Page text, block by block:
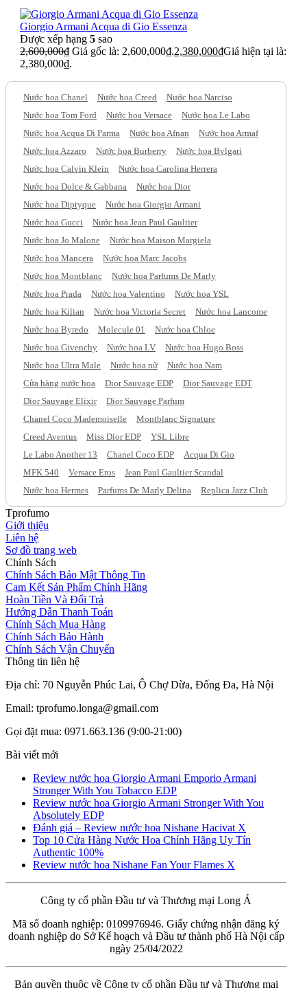
Giorgio Armani Acqua di Gio Essenza
Được xếp hạng 5 sao
2,600,000₫ Giá gốc là: 2,600,000₫.2,380,000₫Giá hiện tại là:
2,380,000₫.
Nước hoa Chanel Nước hoa Creed
Nước hoa Narciso
Nước hoa Tom Ford
Nước hoa Versace
Nước hoa Le Labo
Nước hoa Acqua Di Parma
Nước hoa Afnan
Nước hoa Armaf
Nước hoa Azzaro
Nước hoa Burberry
Nước hoa Bvlgari
Nước hoa Calvin Klein
Nước hoa Carolina Herrera
Nước hoa Dolce & Gabbana
Nước hoa Dior
Nước hoa Diptyque
Nước hoa Giorgio Armani
Nước hoa Gucci
Nước hoa Jean Paul Gaultier
Nước hoa Jo Malone
Nước hoa Maison Margiela
Nước hoa Mancera
Nước hoa Marc Jacobs
Nước hoa Montblanc
Nước hoa Parfums De Marly
Nước hoa Prada
Nước hoa Valentino
Nước hoa YSL
Nước hoa Kilian
Nước hoa Victoria Secret
Nước hoa Lancome
Nước hoa Byredo
Molecule 01
Nước hoa Chloe
Nước hoa Givenchy
Nước hoa LV
Nước hoa Hugo Boss
Nước hoa Ultra Male
Nước hoa nữ
Nước hoa Nam
Cửa hàng nước hoa
Dior Sauvage EDP
Dior Sauvage EDT
Dior Sauvage Elixir
Dior Sauvage Parfum
Chanel Coco Mademoiselle
Montblanc Signature
Creed Aventus
Miss Dior EDP
YSL Libre
Le Labo Another 13
Chanel Coco EDP
Acqua Di Gio
MFK 540
Versace Eros
Jean Paul Gaultier Scandal
Nước hoa Hermes
Parfums De Marly Delina Replica Jazz Club
Tprofumo
Giới thiệu
Liên hệ
Sơ đồ trang web
Chính Sách
Chính Sách Bảo Mật Thông Tin
Cam Kết Sản Phẩm Chính Hãng
Hoàn Tiền Và Đổi Trả
Hướng Dẫn Thanh Toán
Chính Sách Mua Hàng
Chính Sách Bảo Hành
Chính Sách Vận Chuyển
Thông tin liên hệ
Địa chỉ: 70 Nguyễn Phúc Lai, Ô Chợ Dừa, Đống Đa, Hà Nội
Email: tprofumo.longa@gmail.com
Gọi đặt mua: 0971.663.136 (9:00-21:00)
Bài viết mới
Review nước hoa Giorgio Armani Emporio Armani
Stronger With You Tobacco EDP
Review nước hoa Giorgio Armani Stronger With You
Absolutely EDP
Đánh giá – Review nước hoa Nishane Hacivat X
Top 10 Cửa Hàng Nước Hoa Chính Hãng Uy Tín
Authentic 100%
Review nước hoa Nishane Fan Your Flames X
Công ty cổ phần Đầu tư và Thương mại Long Á
Mã số doanh nghiệp: 0109976946. Giấy chứng nhận đăng ký
doanh nghiệp do Sở Kế hoạch và Đầu tư thành phố Hà Nội cấp
ngày 25/04/2022
Bản quyền thuộc về Công ty cổ phần Đầu tư và Thương mại